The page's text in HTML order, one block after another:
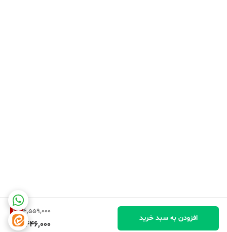
4,559,000
2%
4,446,000
افزودن به سبد خرید